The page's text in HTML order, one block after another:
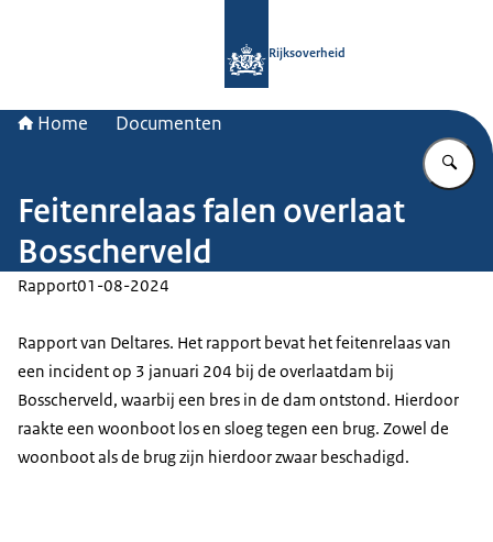
Rijksoverheid
Home Documenten
Feitenrelaas falen overlaat
Bosscherveld
Rapport01-08-2024
Rapport van Deltares. Het rapport bevat het feitenrelaas van
een incident op 3 januari 204 bij de overlaatdam bij
Bosscherveld, waarbij een bres in de dam ontstond. Hierdoor
raakte een woonboot los en sloeg tegen een brug. Zowel de
woonboot als de brug zijn hierdoor zwaar beschadigd.